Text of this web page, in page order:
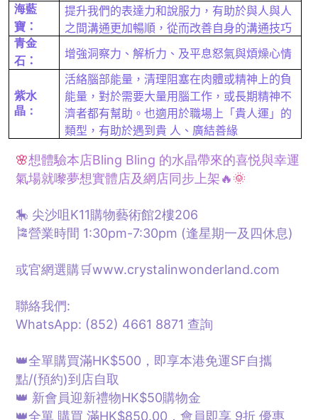
海藍
寶 ：
提升我們的表達力和說服力，有助於與人與人
之間溝通更加暢順，從而改善自身的溝通技巧
青金
石 ：
增強洞察力、解析力、及平息怒氣與煩燥心情
紫水
晶：
活絡腦部能量，清理阻塞在肉體或精神上的負
能量，對於需要大量用腦工作，或長期精神不
濟者都有幫助。也適用於職場上「貴人運」的
類型，有助於遇到貴 人、廣結善緣
🌸想體驗本店Bling Bling 的水晶帶來的喜悦與幸運
氣場就嚟夢想實體店及網店同步上架🔥🌞
🎠 尖沙咀K11購物藝術館2樓206
🎏營業時間 1:30pm-7:30pm (逢星期一及四休息)
或官網選購🛒www.crystalinwonderland.com
聯絡我們:
WhatsApp: (852) 4661 8871 查詢
👑全單購買滿HK$500，即享本港免運SF自攜
點/(預約)到店自取
👑 新會員迎新禮物HK$50購物金
👑全單 購買 滿HK$850.00，會員即享 9折 優惠